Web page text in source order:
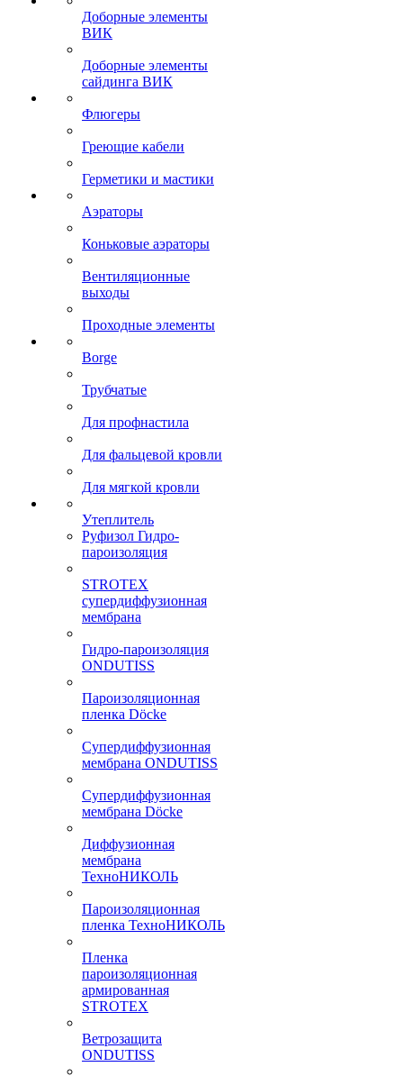
Доборные элементы
ВИК
Доборные элементы
сайдинга ВИК
Флюгеры
Греющие кабели
Герметики и мастики
Аэраторы
Коньковые аэраторы
Вентиляционные
выходы
Проходные элементы
Borge
Трубчатые
Для профнастила
Для фальцевой кровли
Для мягкой кровли
Утеплитель
Руфизол Гидро-
пароизоляция
STROTEX
супердиффузионная
мембрана
Гидро-пароизоляция
ONDUTISS
Пароизоляционная
пленка Döcke
Супердиффузионная
мембрана ONDUTISS
Супердиффузионная
мембрана Döcke
Диффузионная
мембрана
ТехноНИКОЛЬ
Пароизоляционная
пленка ТехноНИКОЛЬ
Пленка
пароизоляционная
армированная
STROTEX
Ветрозащита
ONDUTISS